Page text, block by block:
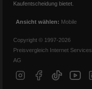
Kaufentscheidung bietet.
Ansicht wählen: Mobile
Copyright © 1997-2026
Preisvergleich Internet Services
AG